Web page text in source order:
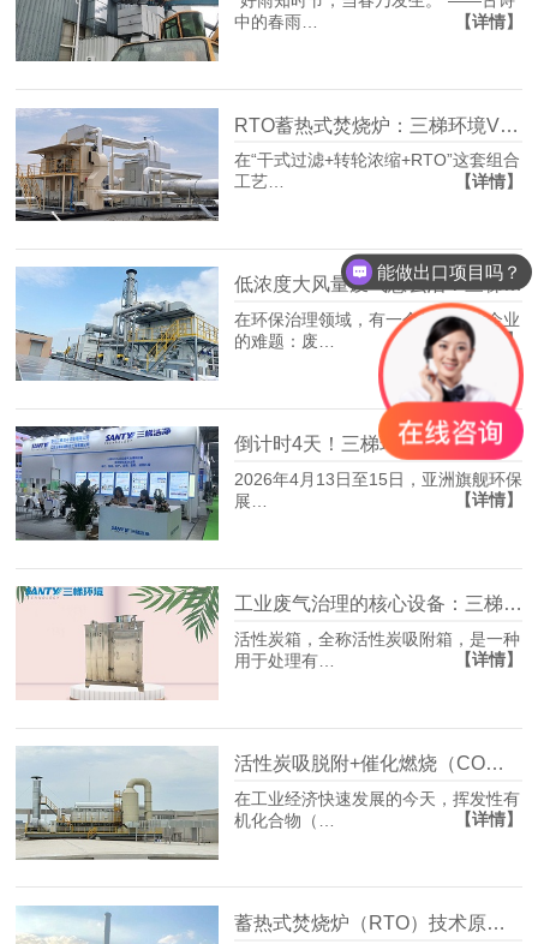
中的春雨…
【详情】
RTO蓄热式焚烧炉：三梯环境VOCs废气治理的“终极净化单元”
在“干式过滤+转轮浓缩+RTO”这套组合
工艺…
【详情】
低浓度大风量废气怎么治？三梯环境这套组合工艺给出答案
在环保治理领域，有一个长期困扰企业
的难题：废…
【详情】
倒计时4天！三梯环境即将亮相2026上海环博会，硬核技术解锁VOCs治理“新质生产力
2026年4月13日至15日，亚洲旗舰环保
展…
【详情】
工业废气治理的核心设备：三梯环境高效活性炭箱满足企业环保治理需求
活性炭箱，全称活性炭吸附箱，是一种
用于处理有…
【详情】
活性炭吸脱附+催化燃烧（CO）技术：工业废气治理的绿色高效之选
在工业经济快速发展的今天，挥发性有
机化合物（…
【详情】
蓄热式焚烧炉（RTO）技术原理与应用场景分析 ——三梯环境工业废气治理解决方案
能做出口项目吗？